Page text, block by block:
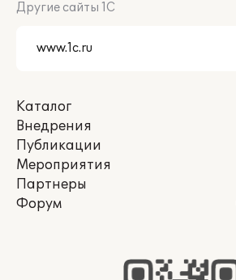
Другие сайты 1С
Каталог
Внедрения
Публикации
Мероприятия
Партнеры
Форум